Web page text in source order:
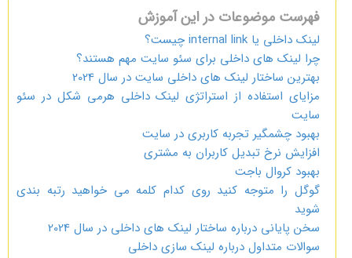
فهرست موضوعات در این آموزش
لینک داخلی یا internal link چیست؟
چرا لینک های داخلی برای سئو سایت مهم هستند؟
بهترین ساختار لینک های داخلی سایت در سال 2024
مزایای استفاده از استراتژی لینک داخلی هرمی شکل در سئو
سایت
بهبود چشمگیر تجربه کاربری در سایت
افزایش نرخ تبدیل کاربران به مشتری
بهبود کروال باجت
گوگل را متوجه کنید روی کدام کلمه می خواهید رتبه بندی
شوید
سخن پایانی درباره ساختار لینک های داخلی در سال 2024
سوالات متداول درباره لینک سازی داخلی